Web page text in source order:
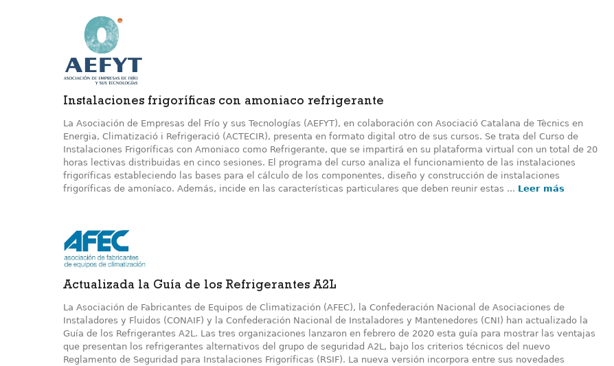
Instalaciones frigoríficas con amoniaco refrigerante
La Asociación de Empresas del Frío y sus Tecnologías (AEFYT), en colaboración con Asociació Catalana de Tècnics en
Energia, Climatizació i Refrigeració (ACTECIR), presenta en formato digital otro de sus cursos. Se trata del Curso de
Instalaciones Frigoríficas con Amoniaco como Refrigerante, que se impartirá en su plataforma virtual con un total de 20
horas lectivas distribuidas en cinco sesiones. El programa del curso analiza el funcionamiento de las instalaciones
frigoríficas estableciendo las bases para el cálculo de los componentes, diseño y construcción de instalaciones
frigoríficas de amoníaco. Además, incide en las características particulares que deben reunir estas ... Leer más
Actualizada la Guía de los Refrigerantes A2L
La Asociación de Fabricantes de Equipos de Climatización (AFEC), la Confederación Nacional de Asociaciones de
Instaladores y Fluidos (CONAIF) y la Confederación Nacional de Instaladores y Mantenedores (CNI) han actualizado la
Guía de los Refrigerantes A2L. Las tres organizaciones lanzaron en febrero de 2020 esta guía para mostrar las ventajas
que presentan los refrigerantes alternativos del grupo de seguridad A2L, bajo los criterios técnicos del nuevo
Reglamento de Seguridad para Instalaciones Frigoríficas (RSIF). La nueva versión incorpora entre sus novedades